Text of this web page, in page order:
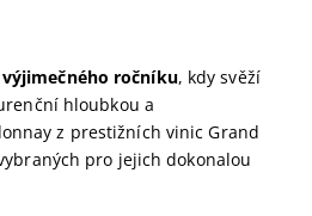
ročníku, kdy svěží
hloubkou a
z prestižních vinic Grand
pro jejich dokonalou